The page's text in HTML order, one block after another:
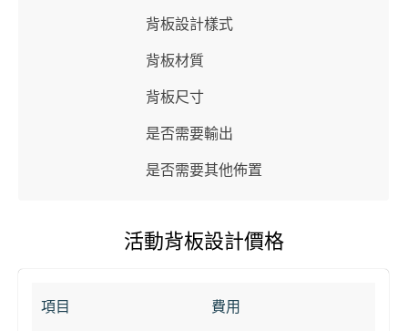
背板設計樣式
背板材質
背板尺寸
是否需要輸出
是否需要其他佈置
活動背板設計價格
項目 費用